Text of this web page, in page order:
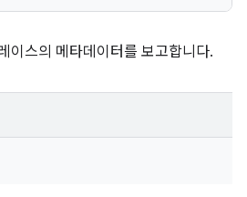
이스의 메타데이터를 보고합니다.